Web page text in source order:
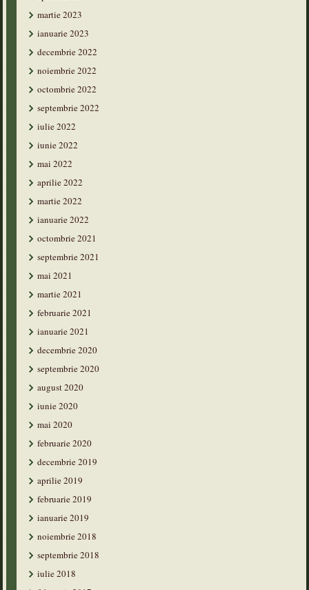
martie 2023
ianuarie 2023
decembrie 2022
noiembrie 2022
octombrie 2022
septembrie 2022
iulie 2022
iunie 2022
mai 2022
aprilie 2022
martie 2022
ianuarie 2022
octombrie 2021
septembrie 2021
mai 2021
martie 2021
februarie 2021
ianuarie 2021
decembrie 2020
septembrie 2020
august 2020
iunie 2020
mai 2020
februarie 2020
decembrie 2019
aprilie 2019
februarie 2019
ianuarie 2019
noiembrie 2018
septembrie 2018
iulie 2018